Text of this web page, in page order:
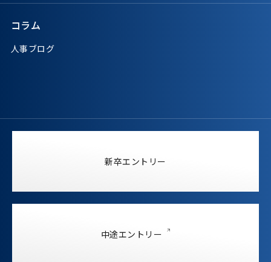
コラム
人事ブログ
新卒エントリー
中途エントリー